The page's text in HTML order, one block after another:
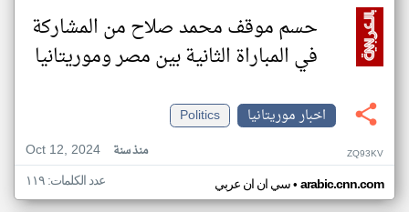
حسم موقف محمد صلاح من المشاركة
في المباراة الثانية بين مصر وموريتانيا
اخبار موريتانيا
Politics
Oct 12, 2024
منذ سنة ZQ93KV
سي ان ان عربي• arabic.cnn.com عدد الكلمات: ١١٩